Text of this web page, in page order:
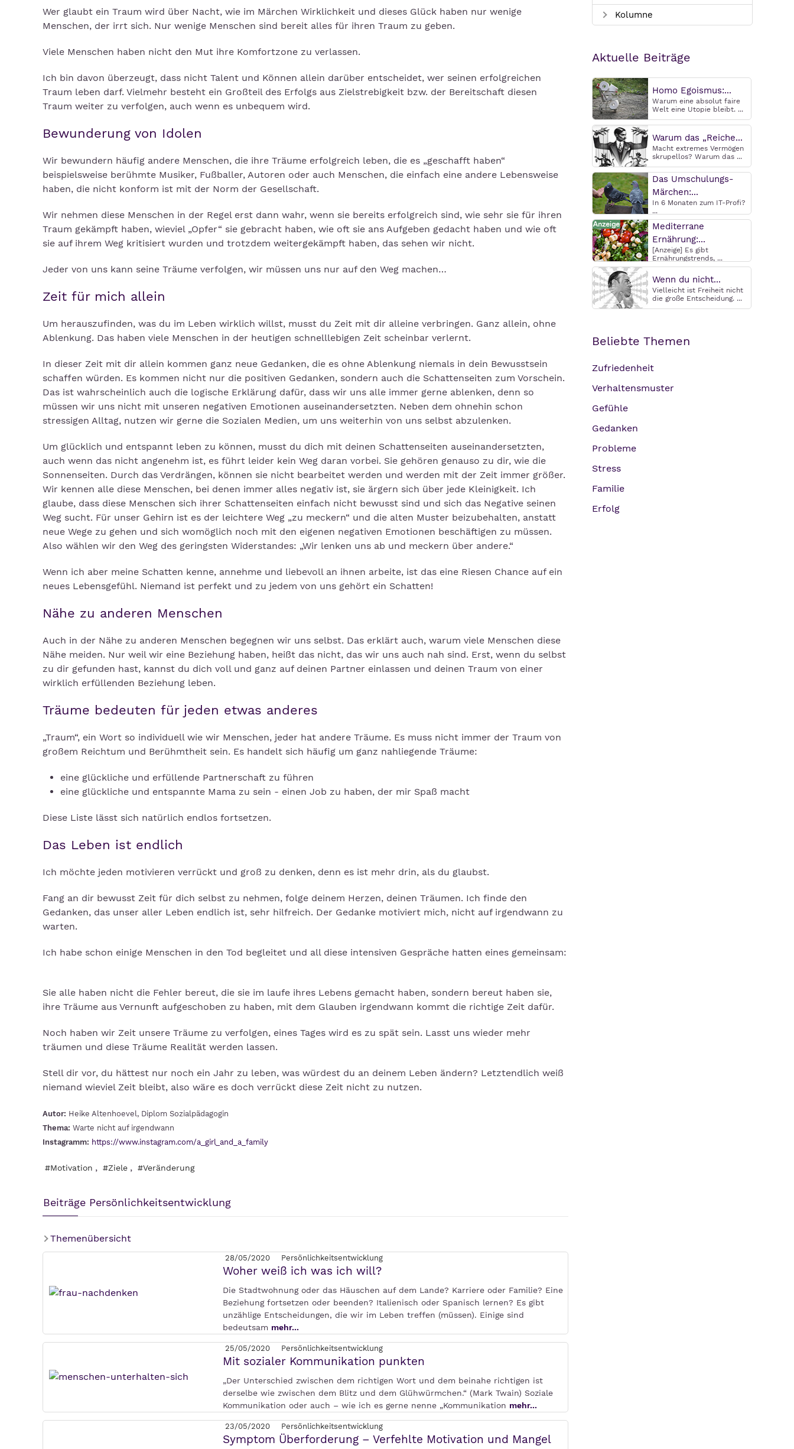
Wer glaubt ein Traum wird über Nacht, wie im Märchen Wirklichkeit und dieses Glück haben nur wenige
Menschen, der irrt sich. Nur wenige Menschen sind bereit alles für ihren Traum zu geben.
Viele Menschen haben nicht den Mut ihre Komfortzone zu verlassen.
Ich bin davon überzeugt, dass nicht Talent und Können allein darüber entscheidet, wer seinen erfolgreichen
Traum leben darf. Vielmehr besteht ein Großteil des Erfolgs aus Zielstrebigkeit bzw. der Bereitschaft diesen
Traum weiter zu verfolgen, auch wenn es unbequem wird.
Bewunderung von Idolen
Wir bewundern häufig andere Menschen, die ihre Träume erfolgreich leben, die es „geschafft haben“
beispielsweise berühmte Musiker, Fußballer, Autoren oder auch Menschen, die einfach eine andere Lebensweise
haben, die nicht konform ist mit der Norm der Gesellschaft.
Wir nehmen diese Menschen in der Regel erst dann wahr, wenn sie bereits erfolgreich sind, wie sehr sie für ihren
Traum gekämpft haben, wieviel „Opfer“ sie gebracht haben, wie oft sie ans Aufgeben gedacht haben und wie oft
sie auf ihrem Weg kritisiert wurden und trotzdem weitergekämpft haben, das sehen wir nicht.
Jeder von uns kann seine Träume verfolgen, wir müssen uns nur auf den Weg machen…
Zeit für mich allein
Um herauszufinden, was du im Leben wirklich willst, musst du Zeit mit dir alleine verbringen. Ganz allein, ohne
Ablenkung. Das haben viele Menschen in der heutigen schnelllebigen Zeit scheinbar verlernt.
In dieser Zeit mit dir allein kommen ganz neue Gedanken, die es ohne Ablenkung niemals in dein Bewusstsein
schaffen würden. Es kommen nicht nur die positiven Gedanken, sondern auch die Schattenseiten zum Vorschein.
Das ist wahrscheinlich auch die logische Erklärung dafür, dass wir uns alle immer gerne ablenken, denn so
müssen wir uns nicht mit unseren negativen Emotionen auseinandersetzten. Neben dem ohnehin schon
stressigen Alltag, nutzen wir gerne die Sozialen Medien, um uns weiterhin von uns selbst abzulenken.
Um glücklich und entspannt leben zu können, musst du dich mit deinen Schattenseiten auseinandersetzten,
auch wenn das nicht angenehm ist, es führt leider kein Weg daran vorbei. Sie gehören genauso zu dir, wie die
Sonnenseiten. Durch das Verdrängen, können sie nicht bearbeitet werden und werden mit der Zeit immer größer.
Wir kennen alle diese Menschen, bei denen immer alles negativ ist, sie ärgern sich über jede Kleinigkeit. Ich
glaube, dass diese Menschen sich ihrer Schattenseiten einfach nicht bewusst sind und sich das Negative seinen
Weg sucht. Für unser Gehirn ist es der leichtere Weg „zu meckern“ und die alten Muster beizubehalten, anstatt
neue Wege zu gehen und sich womöglich noch mit den eigenen negativen Emotionen beschäftigen zu müssen.
Also wählen wir den Weg des geringsten Widerstandes: „Wir lenken uns ab und meckern über andere.“
Wenn ich aber meine Schatten kenne, annehme und liebevoll an ihnen arbeite, ist das eine Riesen Chance auf ein
neues Lebensgefühl. Niemand ist perfekt und zu jedem von uns gehört ein Schatten!
Nähe zu anderen Menschen
Auch in der Nähe zu anderen Menschen begegnen wir uns selbst. Das erklärt auch, warum viele Menschen diese
Nähe meiden. Nur weil wir eine Beziehung haben, heißt das nicht, das wir uns auch nah sind. Erst, wenn du selbst
zu dir gefunden hast, kannst du dich voll und ganz auf deinen Partner einlassen und deinen Traum von einer
wirklich erfüllenden Beziehung leben.
Träume bedeuten für jeden etwas anderes
„Traum“, ein Wort so individuell wie wir Menschen, jeder hat andere Träume. Es muss nicht immer der Traum von
großem Reichtum und Berühmtheit sein. Es handelt sich häufig um ganz nahliegende Träume:
eine glückliche und erfüllende Partnerschaft zu führen
eine glückliche und entspannte Mama zu sein - einen Job zu haben, der mir Spaß macht
Diese Liste lässt sich natürlich endlos fortsetzen.
Das Leben ist endlich
Ich möchte jeden motivieren verrückt und groß zu denken, denn es ist mehr drin, als du glaubst.
Fang an dir bewusst Zeit für dich selbst zu nehmen, folge deinem Herzen, deinen Träumen. Ich finde den
Gedanken, das unser aller Leben endlich ist, sehr hilfreich. Der Gedanke motiviert mich, nicht auf irgendwann zu
warten.
Ich habe schon einige Menschen in den Tod begleitet und all diese intensiven Gespräche hatten eines gemeinsam:
Sie alle haben nicht die Fehler bereut, die sie im laufe ihres Lebens gemacht haben, sondern bereut haben sie,
ihre Träume aus Vernunft aufgeschoben zu haben, mit dem Glauben irgendwann kommt die richtige Zeit dafür.
Noch haben wir Zeit unsere Träume zu verfolgen, eines Tages wird es zu spät sein. Lasst uns wieder mehr
träumen und diese Träume Realität werden lassen.
Stell dir vor, du hättest nur noch ein Jahr zu leben, was würdest du an deinem Leben ändern? Letztendlich weiß
niemand wieviel Zeit bleibt, also wäre es doch verrückt diese Zeit nicht zu nutzen.
Autor: Heike Altenhoevel, Diplom Sozialpädagogin
Thema: Warte nicht auf irgendwann
Instagramm: https://www.instagram.com/a_girl_and_a_family
#Motivation , #Ziele , #Veränderung
Beiträge Persönlichkeitsentwicklung
Themenübersicht
28/05/2020 Persönlichkeitsentwicklung
Woher weiß ich was ich will?
Die Stadtwohnung oder das Häuschen auf dem Lande? Karriere oder Familie? Eine
Beziehung fortsetzen oder beenden? Italienisch oder Spanisch lernen? Es gibt
unzählige Entscheidungen, die wir im Leben treffen (müssen). Einige sind
bedeutsam mehr...
25/05/2020 Persönlichkeitsentwicklung
Mit sozialer Kommunikation punkten
„Der Unterschied zwischen dem richtigen Wort und dem beinahe richtigen ist
derselbe wie zwischen dem Blitz und dem Glühwürmchen.“ (Mark Twain) Soziale
Kommunikation oder auch – wie ich es gerne nenne „Kommunikation mehr...
23/05/2020 Persönlichkeitsentwicklung
Symptom Überforderung – Verfehlte Motivation und Mangel
Kolumne
Aktuelle Beiträge
Homo Egoismus:...
Warum eine absolut faire
Welt eine Utopie bleibt. ...
Warum das „Reiche...
Macht extremes Vermögen
skrupellos? Warum das ...
Das Umschulungs-
Märchen:...
In 6 Monaten zum IT-Profi?
...
Mediterrane
Ernährung:...
[Anzeige] Es gibt
Ernährungstrends, ...
Wenn du nicht...
Vielleicht ist Freiheit nicht
die große Entscheidung. ...
Beliebte Themen
Zufriedenheit
Verhaltensmuster
Gefühle
Gedanken
Probleme
Stress
Familie
Erfolg